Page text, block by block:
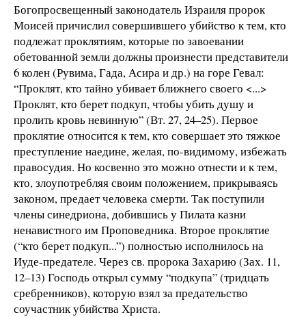
Богопросвещенный законодатель Израиля пророк
Моисей причислил совершившего убийство к тем, кто
подлежат проклятиям, которые по завоевании
обетованной земли должны произнести представители
6 колен (Рувима, Гада, Асира и др.) на горе Гевал:
“Проклят, кто тайно убивает ближнего своего <...>
Проклят, кто берет подкуп, чтобы убить душу и
пролить кровь невинную” (Вт. 27, 24–25). Первое
проклятие относится к тем, кто совершает это тяжкое
преступление наедине, желая, по-видимому, избежать
правосудия. Но косвенно это можно отнести и к тем,
кто, злоупотребляя своим положением, прикрываясь
законом, предает человека смерти. Так поступили
члены синедриона, добившись у Пилата казни
ненавистного им Проповедника. Второе проклятие
(“кто берет подкуп...”) полностью исполнилось на
Иуде-предателе. Через св. пророка Захарию (Зах. 11,
12–13) Господь открыл сумму “подкупа” (тридцать
сребренников), которую взял за предательство
соучастник убийства Христа.